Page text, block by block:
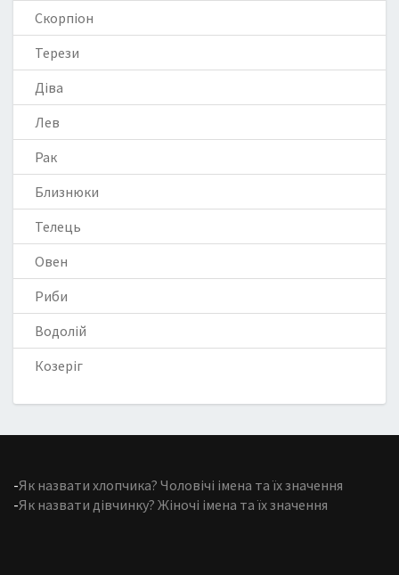
Скорпіон
Терези
Діва
Лев
Рак
Близнюки
Телець
Овен
Риби
Водолій
Козеріг
-Як назвати хлопчика? Чоловічі імена та їх значення
-Як назвати дівчинку? Жіночі імена та їх значення